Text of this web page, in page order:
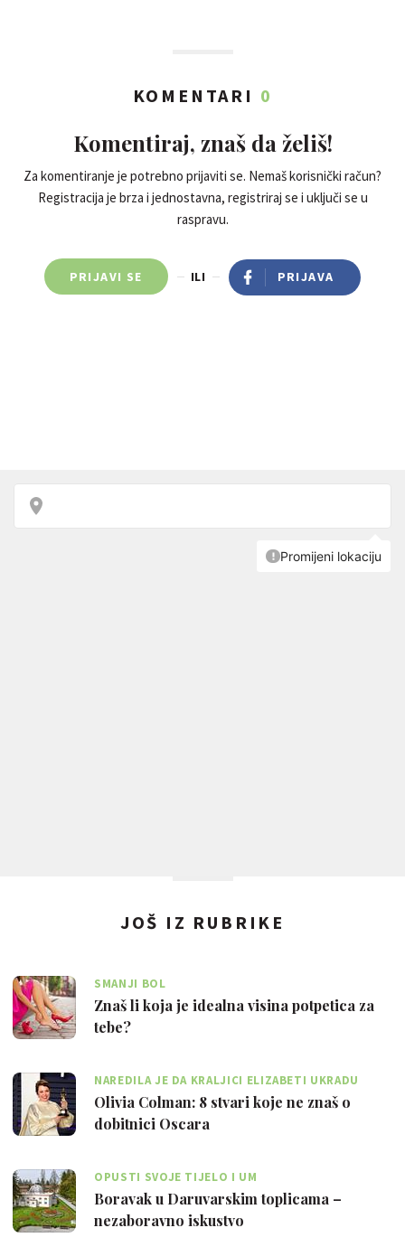
KOMENTARI 0
Komentiraj, znaš da želiš!
Za komentiranje je potrebno prijaviti se. Nemaš korisnički račun?
Registracija je brza i jednostavna, registriraj se i uključi se u
raspravu.
PRIJAVI SE ILI PRIJAVA
JOŠ IZ RUBRIKE
SMANJI BOL
Znaš li koja je idealna visina potpetica za
tebe?
NAREDILA JE DA KRALJICI ELIZABETI UKRADU
TOALETNI PAPIR
Olivia Colman: 8 stvari koje ne znaš o
dobitnici Oscara
OPUSTI SVOJE TIJELO I UM
Boravak u Daruvarskim toplicama –
nezaboravno iskustvo